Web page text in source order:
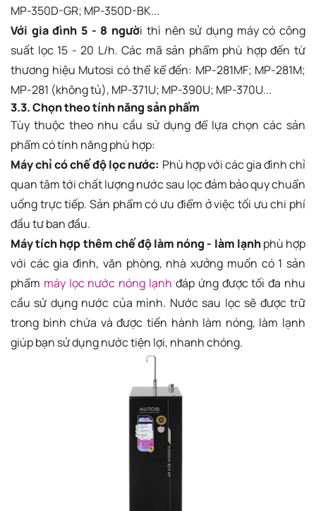
MP-350D-GR; MP-350D-BK...
Với gia đình 5 - 8 người thì nên sử dụng máy có công
suất lọc 15 - 20 L/h. Các mã sản phẩm phù hợp đến từ
thương hiệu Mutosi có thể kể đến: MP-281MF; MP-281M;
MP-281 (không tủ), MP-371U; MP-390U; MP-370U...
3.3. Chọn theo tính năng sản phẩm
Tùy thuộc theo nhu cầu sử dụng để lựa chọn các sản
phẩm có tính năng phù hợp:
Máy chỉ có chế độ lọc nước: Phù hợp với các gia đình chỉ
quan tâm tới chất lượng nước sau lọc đảm bảo quy chuẩn
uống trực tiếp. Sản phẩm có ưu điểm ở việc tối ưu chi phí
đầu tư ban đầu.
Máy tích hợp thêm chế độ làm nóng - làm lạnhphù hợp
với các gia đình, văn phòng, nhà xưởng muốn có 1 sản
phẩm máy lọc nước nóng lạnh đáp ứng được tối đa nhu
cầu sử dụng nước của mình. Nước sau lọc sẽ được trữ
trong bình chứa và được tiến hành làm nóng, làm lạnh
giúp bạn sử dụng nước tiện lợi, nhanh chóng.